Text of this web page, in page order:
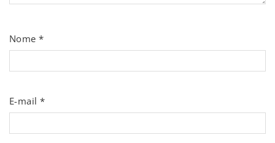
Nome*
E-mail*